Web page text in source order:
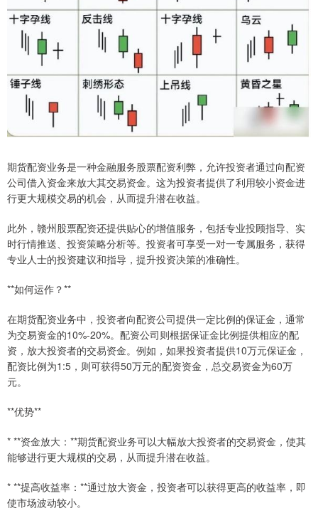
期货配资业务是一种金融服务股票配资利弊，允许投资者通过向配资
公司借入资金来放大其交易资金。这为投资者提供了利用较小资金进
行更大规模交易的机会，从而提升潜在收益。
此外，赣州股票配资还提供贴心的增值服务，包括专业投顾指导、实
时行情推送、投资策略分析等。投资者可享受一对一专属服务，获得
专业人士的投资建议和指导，提升投资决策的准确性。
**如何运作？**
在期货配资业务中，投资者向配资公司提供一定比例的保证金，通常
为交易资金的10%-20%。配资公司则根据保证金比例提供相应的配
资，放大投资者的交易资金。例如，如果投资者提供10万元保证金，
配资比例为1:5，则可获得50万元的配资资金，总交易资金为60万
元。
**优势**
* **资金放大：**期货配资业务可以大幅放大投资者的交易资金，使其
能够进行更大规模的交易，从而提升潜在收益。
* **提高收益率：**通过放大资金，投资者可以获得更高的收益率，即
使市场波动较小。